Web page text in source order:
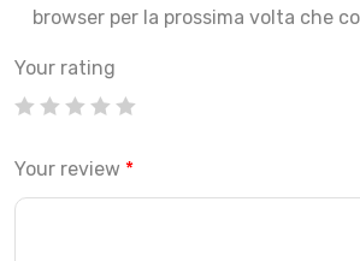
browser per la prossima volta che
Your rating
Your review *